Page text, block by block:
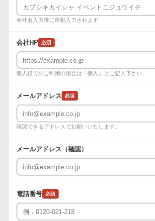
会社名入力後に自動入力されます
会社HP 必須
個人様でのご利用の場合は「個人」とご記入下さい。
メールアドレス 必須
確認できるアドレスでお願いいたします。
メールアドレス（確認）
電話番号 必須